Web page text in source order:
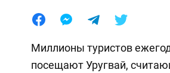
Миллионы туристов
посещают Уругвай,